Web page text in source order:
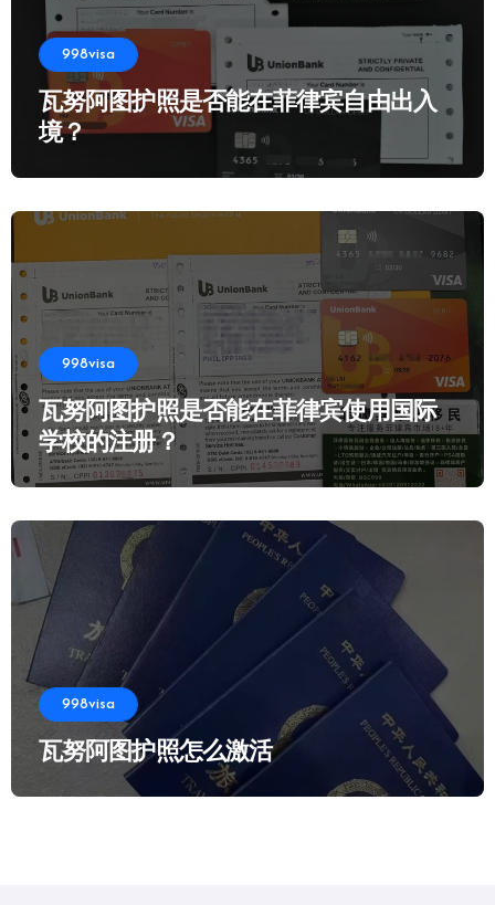
998visa
瓦努阿图护照是否能在菲律宾自由出入
境？
998visa
瓦努阿图护照是否能在菲律宾使用国际
学校的注册？
998visa
瓦努阿图护照怎么激活